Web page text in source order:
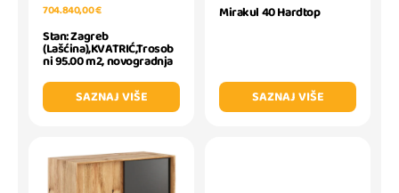
704.840,00 €
Stan: Zagreb
(Lašćina),KVATRIĆ,Trosob
ni 95.00 m2, novogradnja
SAZNAJ VIŠE
Mirakul 40 Hardtop
SAZNAJ VIŠE